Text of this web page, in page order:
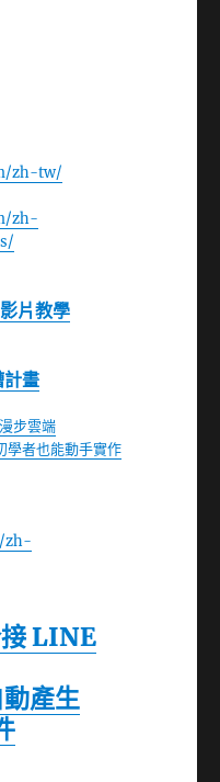
zh-tw/
zh-
片教學
畫
步雲端
學者也能動手實作
zh-
LINE
產生